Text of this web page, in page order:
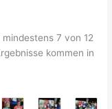
7 von 12
kommen in